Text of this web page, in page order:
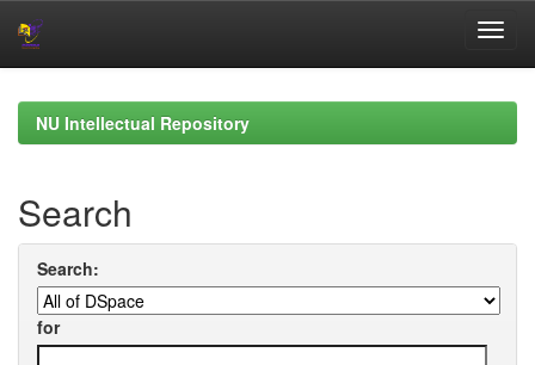
navigationNU Intellectual Repository
Search
Search:
for